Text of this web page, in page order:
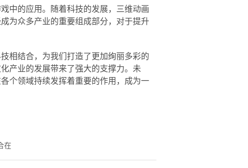
中的应用。随着科技的发展，三维动画
为众多产业的重要组成部分，对于提升
相结合，为我们打造了更加绚丽多彩的
产业的发展带来了强大的支撑力。未
个领域持续发挥着重要的作用，成为一
在